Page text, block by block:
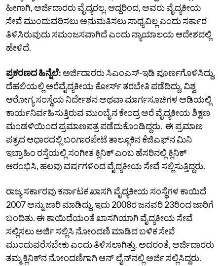
ಹೀಗಾಗಿ, ಅರ್ಜಿದಾರರು ವೈದ್ಯರಲ್ಲ. ಆದ್ದರಿಂದ, ಅವರು ವೈದ್ಯಕೀಯ
ಸೇವೆ ಮುಂದುವರಿಸಲು ಅನುಮತಿಸಲು ಸಾಧ್ಯವಿಲ್ಲ ಎಂದು ಸರ್ಕಾರ
ತಿಳಿಸಿರುವುದು ಸಮಂಜಸವಾಗಿದೆ ಎಂದು ನ್ಯಾಯಾಲಯ ಆದೇಶದಲ್ಲಿ
ಹೇಳಿದೆ.
ಪ್ರಕರಣದ ಹಿನ್ನೆಲೆ: ಅರ್ಜಿದಾರರು ಸಿಎಂಎಸ್-ಇಡಿ ಪೂರ್ಣಗೊಳಿಸಿದ್ದು,
ದೆಹಲಿಯಲ್ಲಿ ಅರೆವೈದ್ಯಕೀಯ ಕೋರ್ಸ್ ತರಬೇತಿ ಪಡೆದಿದ್ದು, ವಿಶ್ವ
ಆರೋಗ್ಯ ಸಂಸ್ಥೆಯ ನಿರ್ದೇಶನ ಅಥವಾ ಮಾರ್ಗಸೂಚಿಗಳ ಅಡಿಯಲ್ಲಿ
ಕಾರ್ಯನಿರ್ವಹಿಸುತ್ತಿರುವ ಮುಂಬೈನ ಕೇಂದ್ರ ಅರೆ ವೈದ್ಯಕೀಯ ಶಿಕ್ಷಣ
ಮಂಡಳಿಯಿಂದ ಪ್ರಮಾಣಪತ್ರ ಪಡೆದುಕೊಂಡಿದ್ದರು. ಈ ಪ್ರಮಾಣ
ಪತ್ರದ ಆಧಾರದಲ್ಲಿ ಬಂಗಾರಪೇಟೆ ತಾಲ್ಲೂಕಿನ ಕೆಜಿಎಫ್‌ನ ಮಿನಿ
ಇಬ್ರಾಹಿಂ ರಸ್ತೆಯಲ್ಲಿ ಸಂಗೀತ ಕ್ಲಿನಿಕ್ ಎಂಬ ಹೆಸರಿನಲ್ಲಿ ಕ್ಲಿನಿಕ್
ಆರಂಭಿಸಿ, ಹಲವು ವರ್ಷಗಳಿಂದ ವೈದ್ಯಕೀಯ ಸೇವೆ ಸಲ್ಲಿಸುತ್ತಿದ್ದರು.
ರಾಜ್ಯ ಸರ್ಕಾರವು ಕರ್ನಾಟಕ ಖಾಸಗಿ ವೈದ್ಯಕೀಯ ಸಂಸ್ಥೆಗಳ ಕಾಯಿದೆ
2007 ಅನ್ನು ಜಾರಿ ಮಾಡಿದ್ದು, ಇದು 2008ರ ಜನವರಿ 23ರಿಂದ ಜಾರಿಗೆ
ಬಂದಿತು. ಈ ಕಾಯಿದೆಯಂತೆ ಖಾಸಗಿಯಾಗಿ ವೈದ್ಯಕೀಯ ಸೇವೆ
ಸಲ್ಲಿಸಲು ಅರ್ಜಿ ಸಲ್ಲಿಸಿ ನೋಂದಣಿ ಮಾಡಿದ ಬಳಿಕ ಸೇವೆ
ಮುಂದುವರೆಸಬೇಕು ಎಂದು ತಿಳಿಸಲಾಗಿತ್ತು. ಅದರಂತೆ, ಅರ್ಜಿದಾರರು
ತಮ್ಮ ಕ್ಲಿನಿಕ್‌ನ ನೋಂದಣಿಗಾಗಿ ಆನ್ ಲೈನ್‌ನಲ್ಲಿ ಅರ್ಜಿ ಸಲ್ಲಿಸಿದ್ದರು.